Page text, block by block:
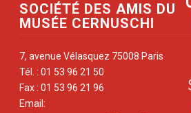
SOCIÉTÉ DES AMIS DU
MUSÉE CERNUSCHI
7, avenue Vélasquez 75008 Paris
Tél. : 01 53 96 21 50
Fax : 01 53 96 21 96
Email: